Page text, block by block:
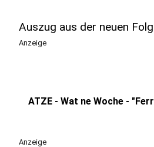
Auszug aus der neuen
Anzeige
ATZE - Wat ne Woche -
Anzeige